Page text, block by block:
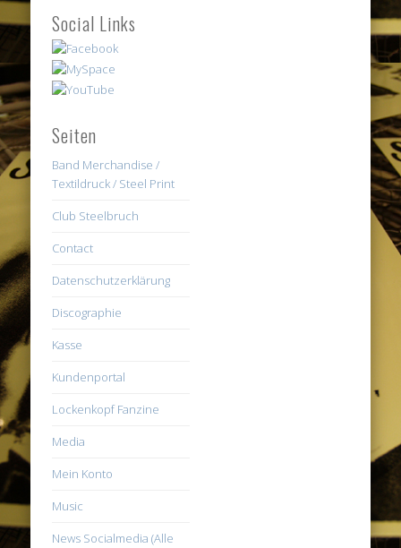
Social Links
Seiten
Band Merchandise /
Textildruck / Steel Print
Club Steelbruch
Contact
Datenschutzerklärung
Discographie
Kasse
Kundenportal
Lockenkopf Fanzine
Media
Mein Konto
Music
News Socialmedia (Alle